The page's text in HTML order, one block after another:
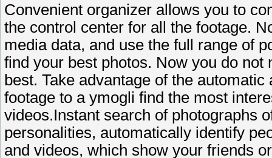
Convenient organizer allows you to
the control center for all the footage.
media data, and use the full range of
find your best photos. Now you do
best. Take advantage of the
footage to a ymogli find the most
videos.Instant search of photographs
personalities, automatically identify
and videos, which show your friends